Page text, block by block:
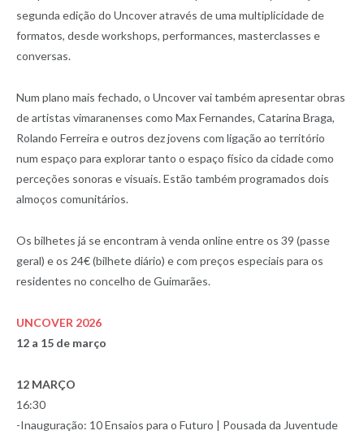
segunda edição do Uncover através de uma multiplicidade de
formatos, desde workshops, performances, masterclasses e
conversas.
Num plano mais fechado, o Uncover vai também apresentar obras
de artistas vimaranenses como Max Fernandes, Catarina Braga,
Rolando Ferreira e outros dez jovens com ligação ao território
num espaço para explorar tanto o espaço físico da cidade como
perceções sonoras e visuais. Estão também programados dois
almoços comunitários.
Os bilhetes já se encontram à venda online entre os 39 (passe
geral) e os 24€ (bilhete diário) e com preços especiais para os
residentes no concelho de Guimarães.
UNCOVER 2026
12 a 15 de março
12 MARÇO
16:30
-Inauguração: 10 Ensaios para o Futuro | Pousada da Juventude